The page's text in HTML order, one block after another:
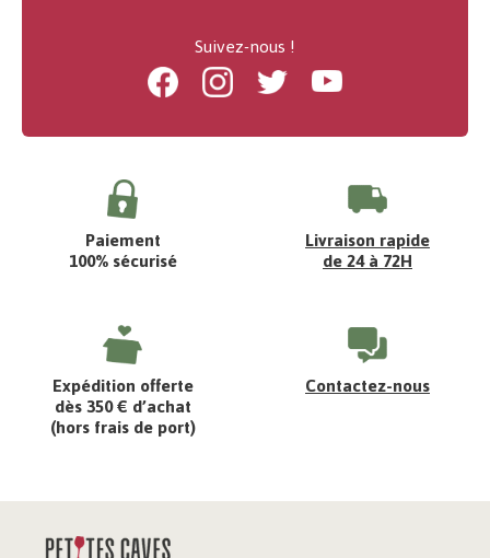
Suivez-nous !
FacebookInstagramTwitter Youtube
Paiement
100% sécurisé
Livraison rapide
de 24 à 72H
Expédition offerte
dès 350 € d’achat
(hors frais de port)
Contactez-nous